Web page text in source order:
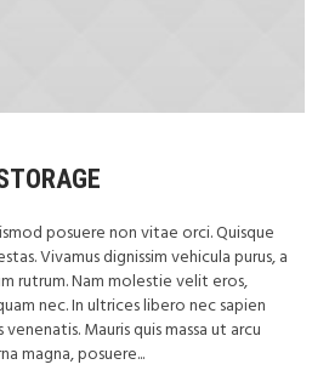
posuere non vitae orci. Quisque
Vivamus dignissim vehicula purus, a
rutrum. Nam molestie velit eros,
nec. In ultrices libero nec sapien
Mauris quis massa ut arcu
magna, posuere...